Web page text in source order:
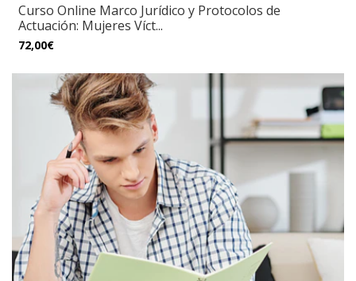
Curso Online Marco Jurídico y Protocolos de
Actuación: Mujeres Víct...
72,00€